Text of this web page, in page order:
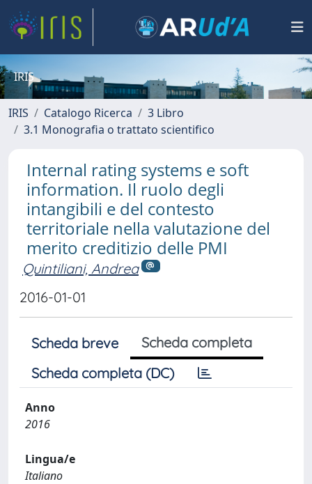
IRIS
IRIS Catalogo Ricerca
3 Libro
3.1 Monografia o trattato scientifico
Internal rating systems e soft
information. Il ruolo degli
intangibili e del contesto
territoriale nella valutazione del
merito creditizio delle PMI
Quintiliani, Andrea
2016-01-01
Scheda breve
Scheda completa
Scheda completa (DC)
Anno
2016
Lingua/e
Italiano